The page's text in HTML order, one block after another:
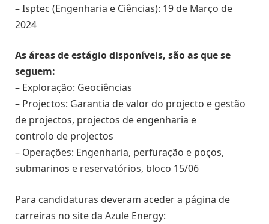
– Isptec (Engenharia e Ciências): 19 de Março de
2024
As áreas de estágio disponíveis, são as que se
seguem:
– Exploração: Geociências
– Projectos: Garantia de valor do projecto e gestão
de projectos, projectos de engenharia e
controlo de projectos
– Operações: Engenharia, perfuração e poços,
submarinos e reservatórios, bloco 15/06
Para candidaturas deveram aceder a página de
carreiras no site da Azule Energy: